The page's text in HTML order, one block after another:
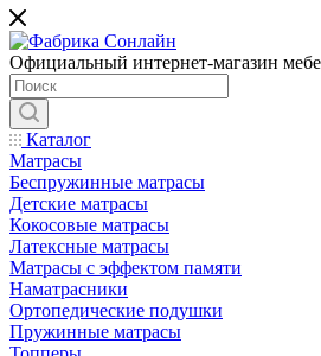
Официальный интернет-магазин
Каталог
Матрасы
Беспружинные матрасы
Детские матрасы
Кокосовые матрасы
Латексные матрасы
Матрасы с эффектом памяти
Наматрасники
Ортопедические подушки
Пружинные матрасы